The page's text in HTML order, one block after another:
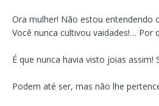
Ora mulher! Não estou entendendo
Você nunca cultivou vaidades!… Por
É que nunca havia visto joias assim!
Podem até ser, mas não lhe